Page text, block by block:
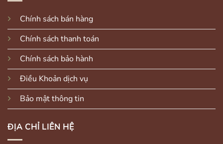
Chính sách bán hàng
Chính sách thanh toán
Chính sách bảo hành
Điều Khoản dịch vụ
Bảo mật thông tin
ĐỊA CHỈ LIÊN HỆ